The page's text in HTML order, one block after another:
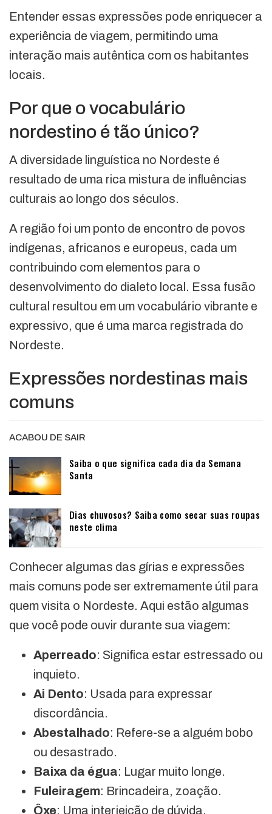
Entender essas expressões pode enriquecer a
experiência de viagem, permitindo uma
interação mais autêntica com os habitantes
locais.
Por que o vocabulário
nordestino é tão único?
A diversidade linguística no Nordeste é
resultado de uma rica mistura de influências
culturais ao longo dos séculos.
A região foi um ponto de encontro de povos
indígenas, africanos e europeus, cada um
contribuindo com elementos para o
desenvolvimento do dialeto local. Essa fusão
cultural resultou em um vocabulário vibrante e
expressivo, que é uma marca registrada do
Nordeste.
Expressões nordestinas mais
comuns
ACABOU DE SAIR
Saiba o que significa cada dia da Semana
Santa
Dias chuvosos? Saiba como secar suas roupas
neste clima
Conhecer algumas das gírias e expressões
mais comuns pode ser extremamente útil para
quem visita o Nordeste. Aqui estão algumas
que você pode ouvir durante sua viagem:
Aperreado: Significa estar estressado ou
inquieto.
Ai Dento: Usada para expressar
discordância.
Abestalhado: Refere-se a alguém bobo
ou desastrado.
Baixa da égua: Lugar muito longe.
Fuleiragem: Brincadeira, zoação.
Ôxe: Uma interjeição de dúvida,